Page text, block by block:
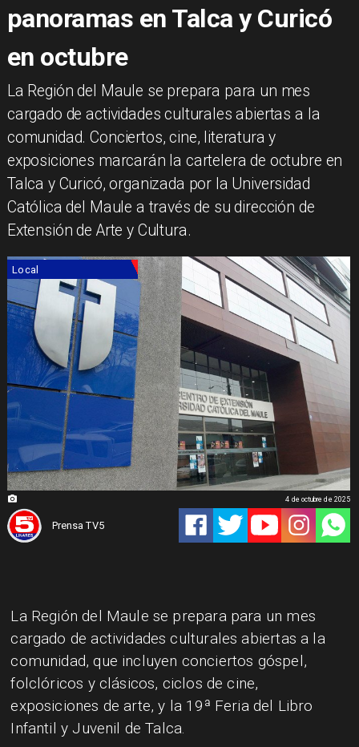
panoramas en Talca y Curicó
en octubre
La Región del Maule se prepara para un mes
cargado de actividades culturales abiertas a la
comunidad. Conciertos, cine, literatura y
exposiciones marcarán la cartelera de octubre en
Talca y Curicó, organizada por la Universidad
Católica del Maule a través de su dirección de
Extensión de Arte y Cultura.
Local
Prensa TV5
4 de octubre de 2025
La Región del Maule se prepara para un mes
cargado de actividades culturales abiertas a la
comunidad, que incluyen conciertos góspel,
folclóricos y clásicos, ciclos de cine,
exposiciones de arte, y la 19ª Feria del Libro
Infantil y Juvenil de Talca.